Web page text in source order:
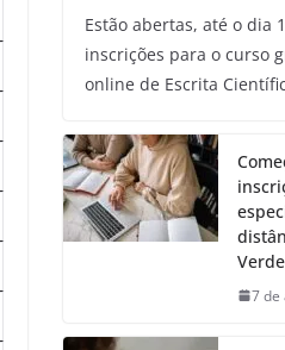
Estão abertas, até o dia
inscrições para o curso
online de Escrita
Verde
7 de